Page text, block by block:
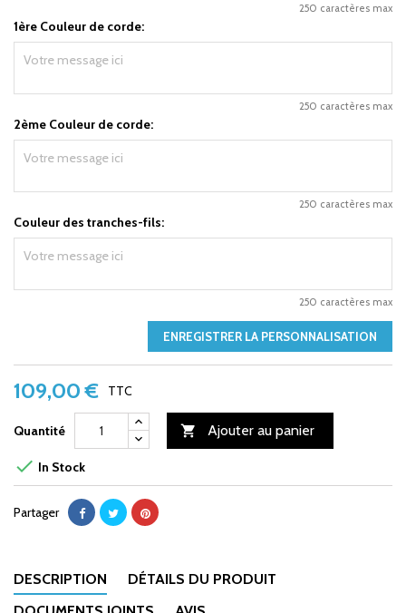
250 caractères max
1ère Couleur de corde:
250 caractères max
2ème Couleur de corde:
250 caractères max
Couleur des tranches-fils:
250 caractères max
ENREGISTRER LA PERSONNALISATION
109,00 € TTC
Quantité  Ajouter au panier
 In Stock
Partager
DESCRIPTION
DÉTAILS DU PRODUIT